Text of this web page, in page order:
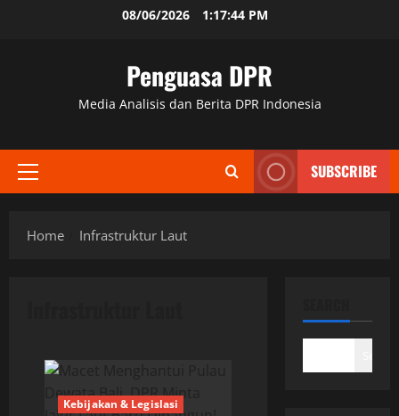
08/06/2026 1:17:44 PM
Penguasa DPR
Media Analisis dan Berita DPR Indonesia
Primary
SUBSCRIBE
Home Infrastruktur Laut
Kebijakan & Legislasi